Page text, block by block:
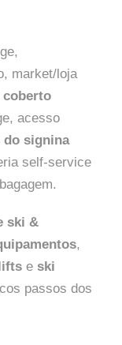
market/loja
coberto
acesso
do signina
self-service
ski &
,
e ski
passos dos